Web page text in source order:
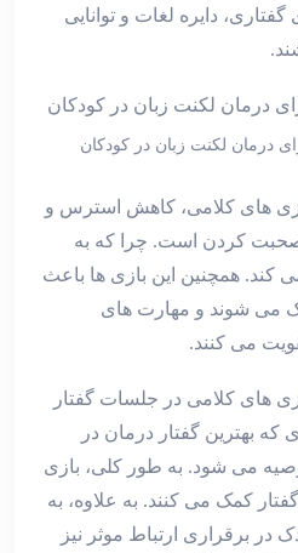
دایره لغات و توانایی
درمان لکنت زبان در کودکان
های کلامی، کاهش استرس و
کردن است. چرا که به
‌کند. همچنین این بازی ‌ها باعث
می ‌شوند و مهارت‌ های
می ‌کنند.
‌های کلامی در جلسات گفتار
بهترین گفتار درمان در
می ‌شود. به طور کلی، بازی‌
کمک می‌ کنند. به علاوه، به
در برقراری ارتباط موثر نیز